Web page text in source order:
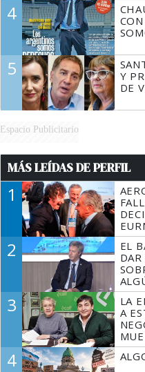
4
5
Y
DE
Espacio Publicitario
MÁS LEÍDAS DE PERFIL
1
2
EL
3
LA
A
4